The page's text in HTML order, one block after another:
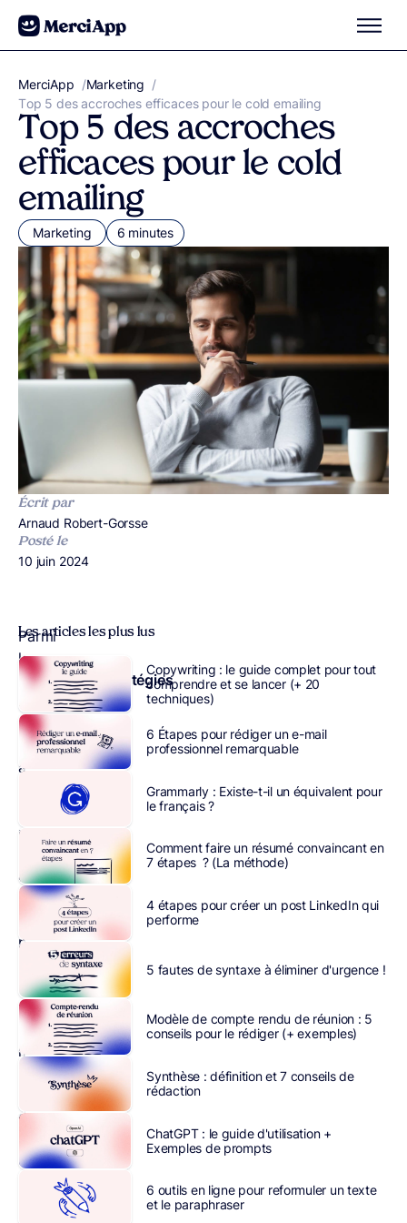
Aller au contenu
MerciApp correcteur orthographe
/Marketing /
Top 5 des accroches efficaces pour le cold emailing
Top 5 des accroches
efficaces pour le cold
emailing
Marketing 6 minutes
Écrit par
Publié par
Arnaud Robert-Gorsse
Posté le
Publié le
10 juin 2024
Parmi
les
nombreuses
stratégies
marketing
s’offrent
à
retrouvons
cold
emailing.
Idéal
pour
optimiser
les
ventes
à
moindre
coût,
dernier
demande
une
certaine
méthode
Les articles les plus lus
Copywriting : le guide complet pour tout
comprendre et se lancer (+ 20
techniques)
6 Étapes pour rédiger un e-mail
professionnel remarquable
Grammarly : Existe-t-il un équivalent pour
le français ?
Comment faire un résumé convaincant en
7 étapes ? (La méthode)
4 étapes pour créer un post LinkedIn qui
performe
5 fautes de syntaxe à éliminer d'urgence !
Modèle de compte rendu de réunion : 5
conseils pour le rédiger (+ exemples)
Synthèse : définition et 7 conseils de
rédaction
ChatGPT : le guide d'utilisation +
Exemples de prompts
6 outils en ligne pour reformuler un texte
et le paraphraser